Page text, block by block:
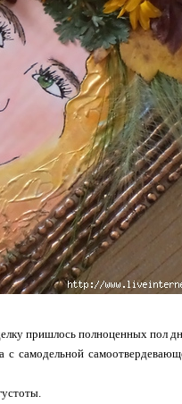
пришлось полноценных пол
самодельной